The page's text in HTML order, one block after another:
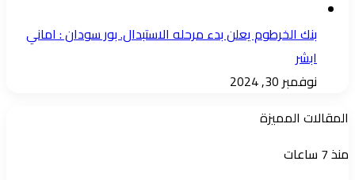
بنك الخرطوم يعلن بدء مرحله الاستبدال. بور سودان : اماني
ابشر
نوفمبر 30, 2024
المقالات المميزة
اجتماع
منذ 7 ساعات